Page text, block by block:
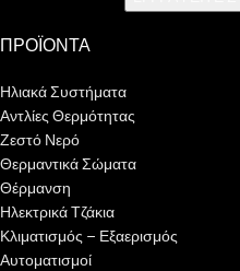
ΠΡΟΪΟΝΤΑ
Ηλιακά Συστήματα
Αντλίες Θερμότητας
Ζεστό Νερό
Θερμαντικά Σώματα
Θέρμανση
Ηλεκτρικά Τζάκια
Κλιματισμός – Εξαερισμός
Αυτοματισμοί